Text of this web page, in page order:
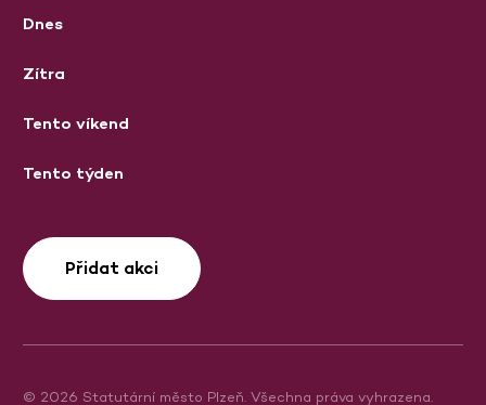
Dnes
Zítra
Tento víkend
Tento týden
Přidat akci
© 2026 Statutární město Plzeň. Všechna práva vyhrazena.